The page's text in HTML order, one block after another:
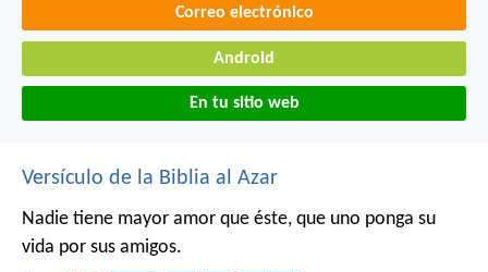
Correo electrónico
Android
En tu sitio web
Versículo de la Biblia al Azar
Nadie tiene mayor amor que éste, que uno ponga su
vida por sus amigos.